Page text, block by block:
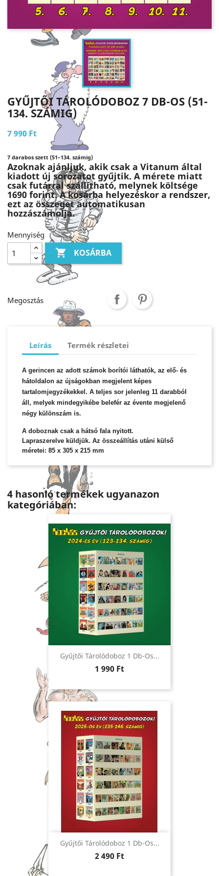
GYŰJTŐI TÁROLÓDOBOZ 7 DB-OS (51-
134. SZÁMIG)
7 990 Ft
7 darabos szett (51–134. számig)
Azoknak ajánljuk, akik csak a Vitanum által
kiadott új sorozatot gyűjtik. A mérete miatt
csak futárral szállítható, melynek költsége
1690 forint. A kosárba helyezéskor a rendszer,
ezt az összeget automatikusan
hozzászámolja.
Mennyiség
 KOSÁRBA
Megosztás
Leírás Termék részletei
A gerincen az adott számok borítói láthatók, az elő- és
hátoldalon az újságokban megjelent képes
tartalomjegyzékekkel. A teljes sor jelenleg 11 darabból
áll, melyek mindegyikébe belefér az évente megjelenő
négy különszám is.
A doboznak csak a hátsó fala nyitott.
Lapraszerelve küldjük. Az összeállítás utáni külső
méretei: 85 x 305 x 215 mm
4 hasonló termékek ugyanazon
kategóriában:
Gyűjtői Tárolódoboz 1 Db-Os...
Ár
1 990 Ft
Gyűjtői Tárolódoboz 1 Db-Os...
Ár
2 490 Ft